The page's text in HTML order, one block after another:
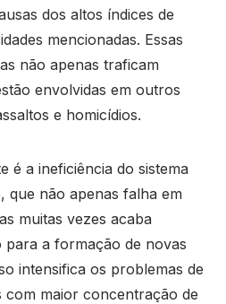
dos altos índices de
mencionadas. Essas
não apenas traficam
envolvidas em outros
e homicídios.
é a ineficiência do sistema
que não apenas falha em
muitas vezes acaba
a formação de novas
intensifica os problemas de
com maior concentração de